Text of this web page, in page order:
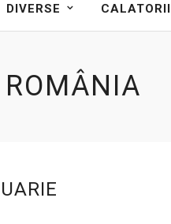
DIVERSE CALATORII